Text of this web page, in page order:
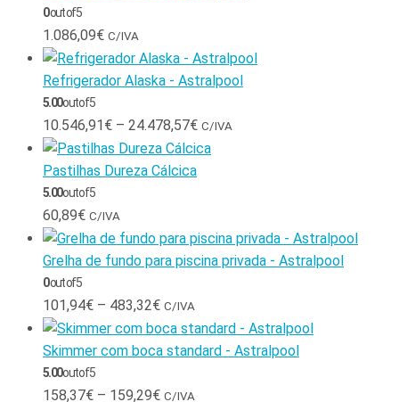
0out of 5
1.086,09€ C/IVA
Refrigerador Alaska - Astralpool
5.00out of 5
10.546,91€ – 24.478,57€ C/IVA
Pastilhas Dureza Cálcica
5.00out of 5
60,89€ C/IVA
Grelha de fundo para piscina privada - Astralpool
0out of 5
101,94€ – 483,32€ C/IVA
Skimmer com boca standard - Astralpool
5.00out of 5
158,37€ – 159,29€ C/IVA